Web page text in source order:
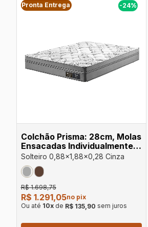
Pronta Entrega -24%
Colchão Prisma: 28cm, Molas
Ensacadas Individualmente
D28 Suporte de Peso até
120kg por Pessoa
Solteiro 0,88x1,88x0,28 Cinza
R$ 1.698,75
R$ 1.291,05no pix
Ou até 10xde R$ 135,90 sem juros